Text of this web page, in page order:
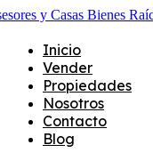
Inicio
Vender
Propiedades
Nosotros
Contacto
Blog